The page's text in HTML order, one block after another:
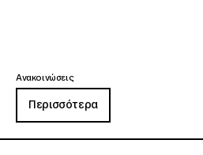
Ανακοινώσεις
Περισσότερα